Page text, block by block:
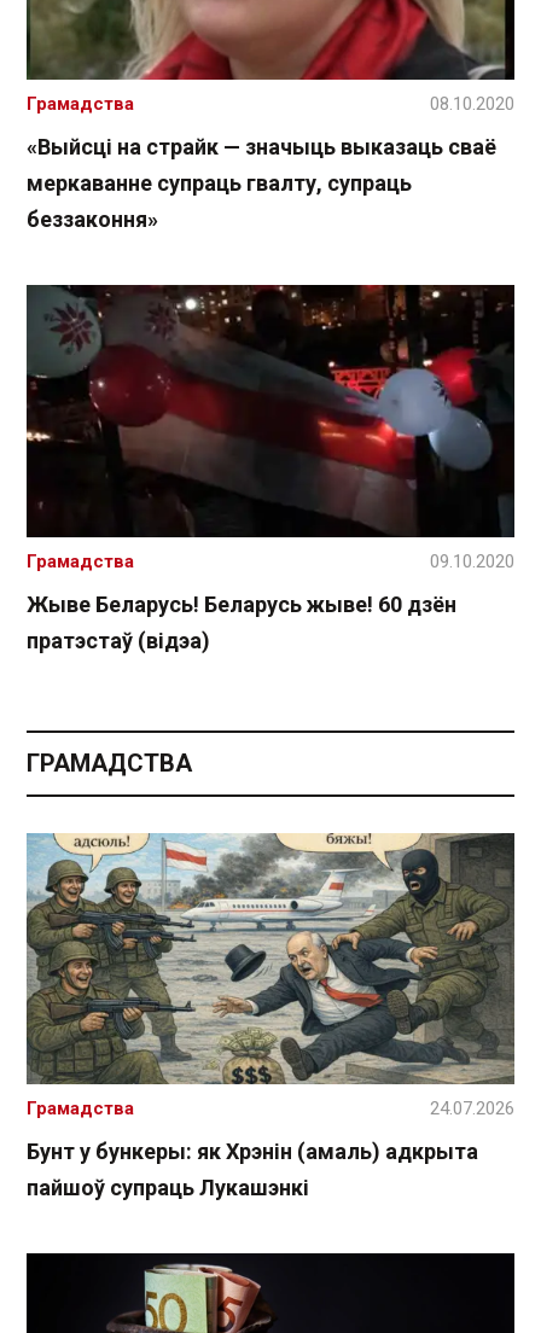
«Выйсці на страйк — значыць выказаць сваё
меркаванне супраць гвалту, супраць
беззаконня»
Грамадства 08.10.2020
Жыве Беларусь! Беларусь жыве! 60 дзён
пратэстаў (відэа)
Грамадства 09.10.2020
ГРАМАДСТВА
Бунт у бункеры: як Хрэнін (амаль) адкрыта
пайшоў супраць Лукашэнкі
Грамадства 24.07.2026